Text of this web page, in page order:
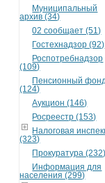
Муниципальный
архив (34)
02 сообщает (51)
Гостехнадзор (92)
Роспотребнадзор
(109)
Пенсионный фонд
(124)
Аукцион (146)
Росреестр (153)
Налоговая
(323)
Прокуратура (232)
Информация для
населения (299)